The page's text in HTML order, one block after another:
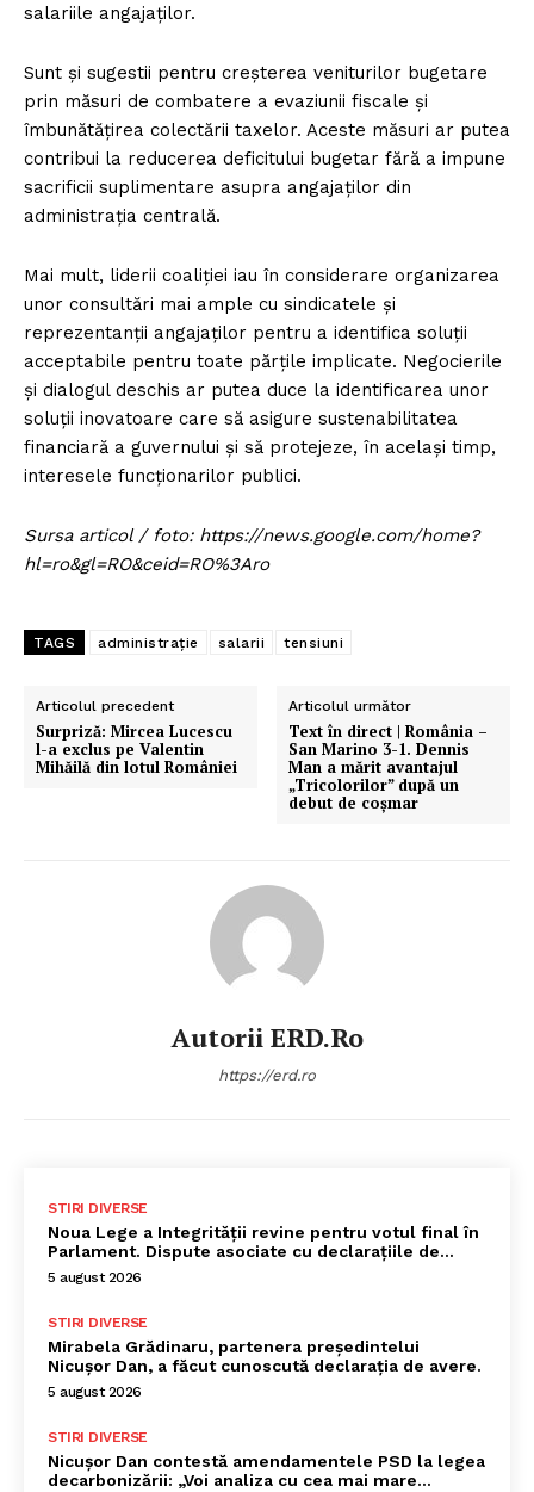
salariile angajaților.
Sunt și sugestii pentru creșterea veniturilor bugetare
prin măsuri de combatere a evaziunii fiscale și
îmbunătățirea colectării taxelor. Aceste măsuri ar putea
contribui la reducerea deficitului bugetar fără a impune
sacrificii suplimentare asupra angajaților din
administrația centrală.
Mai mult, liderii coaliției iau în considerare organizarea
unor consultări mai ample cu sindicatele și
reprezentanții angajaților pentru a identifica soluții
acceptabile pentru toate părțile implicate. Negocierile
și dialogul deschis ar putea duce la identificarea unor
soluții inovatoare care să asigure sustenabilitatea
financiară a guvernului și să protejeze, în același timp,
interesele funcționarilor publici.
Sursa articol / foto: https://news.google.com/home?
hl=ro&gl=RO&ceid=RO%3Aro
TAGS administrație salarii tensiuni
Articolul precedent
Surpriză: Mircea Lucescu
l-a exclus pe Valentin
Mihăilă din lotul României
Articolul următor
Text în direct | România –
San Marino 3-1. Dennis
Man a mărit avantajul
„Tricolorilor” după un
debut de coșmar
Autorii ERD.ro
https://erd.ro
STIRI DIVERSE
Noua Lege a Integrității revine pentru votul final în
Parlament. Dispute asociate cu declarațiile de…
5 august 2026
STIRI DIVERSE
Mirabela Grădinaru, partenera președintelui
Nicușor Dan, a făcut cunoscută declarația de avere.
5 august 2026
STIRI DIVERSE
Nicușor Dan contestă amendamentele PSD la legea
decarbonizării: „Voi analiza cu cea mai mare…